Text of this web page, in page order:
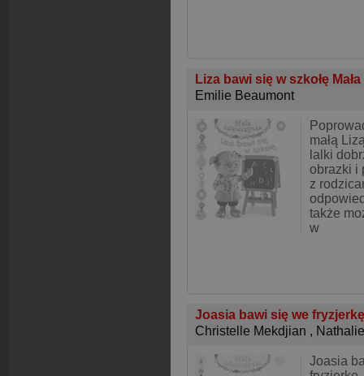
Liza bawi się w szkołę
Emilie Beaumont
małą
lalki
obrazki i
z
także
w
Joasia bawi się we
Christelle Mekdjian ,
Joasia